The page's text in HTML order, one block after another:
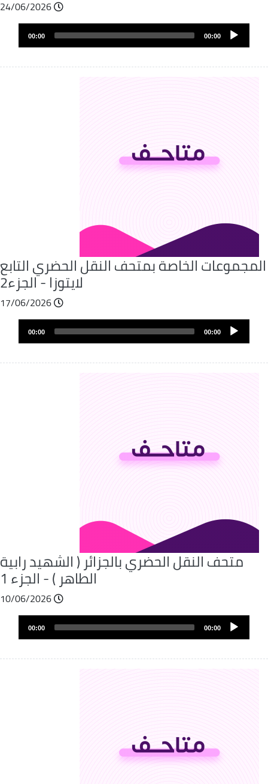
00:00
00:00
المجموعات الخاصة بمتحف النقل الحضري التابع
لايتوزا - الجزء2
00:00
00:00
متحف النقل الحضري بالجزائر ( الشهيد رابية
الطاهر ) - الجزء 1
00:00
00:00